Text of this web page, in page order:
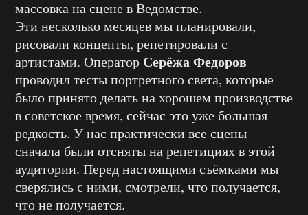
массовка на сцене в Ведомстве.
Эти несколько месяцев мы планировали,
рисовали концепты, репетировали с
артистами. Оператор Серёжа Федоров
проводил тесты портретного света, которые
было принято делать на хорошем производстве
в советское время, сейчас это уже большая
редкость. У нас практически все сцены
сначала были отсняты на репетициях в этой
аудитории. Перед настоящими съёмками мы
сверялись с ними, смотрели, что получается,
что не получается.